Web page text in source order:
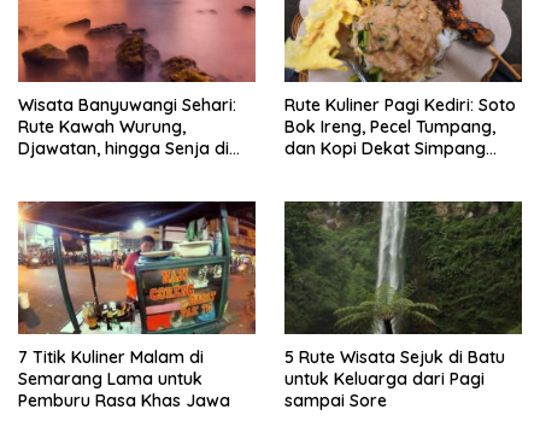
Wisata Banyuwangi Sehari:
Rute Kawah Wurung,
Djawatan, hingga Senja di
Rute Kuliner Pagi Kediri: Soto
Bok Ireng, Pecel Tumpang,
dan Kopi Dekat Simpang
7 Titik Kuliner Malam di
Semarang Lama untuk
Pemburu Rasa Khas Jawa
5 Rute Wisata Sejuk di Batu
untuk Keluarga dari Pagi
sampai Sore